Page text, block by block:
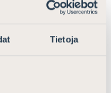
Tietoja
käyttöön. Mikäli
kanssa
ettei